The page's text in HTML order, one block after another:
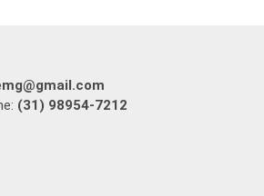
(31) 98954-7212